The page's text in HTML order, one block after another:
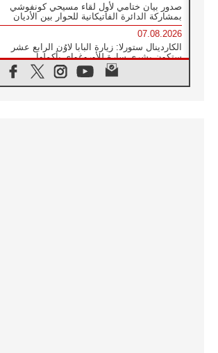
صدور بيان ختامي لأول لقاء مسيحي كونفوشي
بمشاركة الدائرة الفاتيكانية للحوار بين الأديان
07.08.2026
الكاردينال ستورلا: زيارة البابا لاوُن الرابع عشر
ستكون بشرى سارة للأوروغواي بأكملها
الفاتيكان يعلن برنامج الزيارة الرسولية للبابا لاوُن